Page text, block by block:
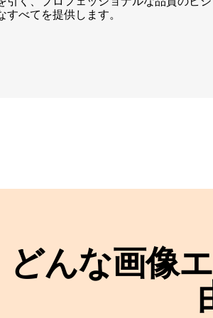
べてを提供します。
どんな画像